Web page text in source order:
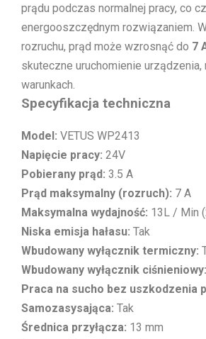
prądu podczas normalnej pracy, co
energooszczędnym rozwiązaniem.
rozruchu, prąd może wzrosnąć do 7
skuteczne uruchomienie urządzenia,
warunkach.
Specyfikacja techniczna
Model: VETUS WP2413
Napięcie pracy: 24V
Pobierany prąd: 3.5 A
Prąd maksymalny (rozruch): 7 A
Maksymalna wydajność: 13L / Min
Niska emisja hałasu: Tak
Wbudowany wyłącznik termiczny:
Wbudowany wyłącznik ciśnieniowy:
Praca na sucho bez uszkodzenia
Samozasysająca: Tak
Średnica przyłącza: 13 mm